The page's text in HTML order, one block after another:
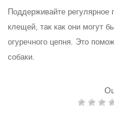
Поддерживайте регулярное
клещей, так как они могут
огуречного цепня. Это
собаки.